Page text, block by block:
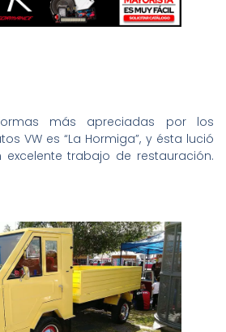
más apreciadas por los
VW es “La Hormiga”, y ésta lució
trabajo de restauración.